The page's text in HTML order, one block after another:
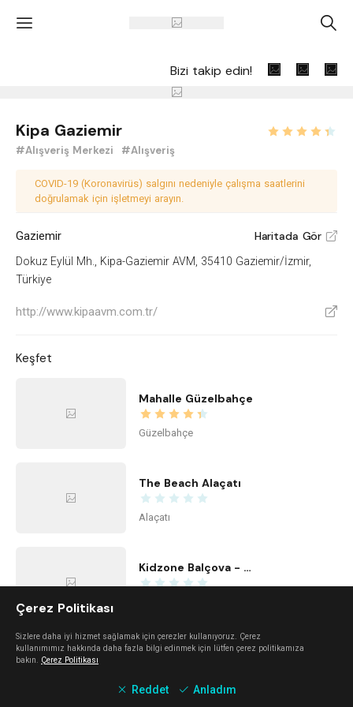
' A
Bizi takip edin!
Kipa Gaziemir
#Alışveriş Merkezi #Alışveriş
COVID-19 (Koronavirüs) salgını nedeniyle çalışma saatlerini
doğrulamak için işletmeyi arayın.
Gaziemir Haritada Gör V
Dokuz Eylül Mh., Kipa-Gaziemir AVM, 35410 Gaziemir/İzmir,
Türkiye
http://www.kipaavm.com.tr/ V
Keşfet
Mahalle Güzelbahçe
Güzelbahçe
The Beach Alaçatı
Alaçatı
Kidzone Balçova - Çocuk Gelişim ve Aktivite Merkezi
Center Office
Bayraklı
Çerez Politikası
Sizlere daha iyi hizmet sağlamak için çerezler kullanıyoruz. Çerez
kullanımımız hakkında daha fazla bilgi edinmek için lütfen çerez politikamıza
bakın. Çerez Politikası
Reddet Anladım